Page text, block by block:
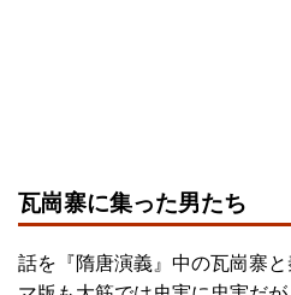
瓦崗寨に集った男たち
話を『隋唐演義』中の瓦崗寨